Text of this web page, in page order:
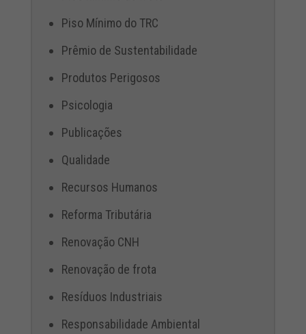
Piso Mínimo do TRC
Prêmio de Sustentabilidade
Produtos Perigosos
Psicologia
Publicações
Qualidade
Recursos Humanos
Reforma Tributária
Renovação CNH
Renovação de frota
Resíduos Industriais
Responsabilidade Ambiental